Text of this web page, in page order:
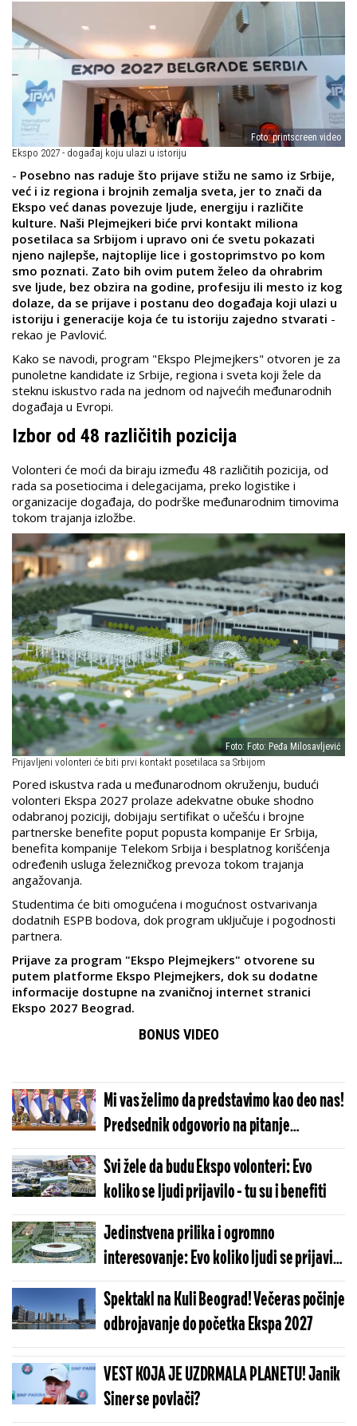
Foto: printscreen video
Ekspo 2027 - događaj koju ulazi u istoriju
- Posebno nas raduje što prijave stižu ne samo iz Srbije,
već i iz regiona i brojnih zemalja sveta, jer to znači da
Ekspo već danas povezuje ljude, energiju i različite
kulture. Naši Plejmejkeri biće prvi kontakt miliona
posetilaca sa Srbijom i upravo oni će svetu pokazati
njeno najlepše, najtoplije lice i gostoprimstvo po kom
smo poznati. Zato bih ovim putem želeo da ohrabrim
sve ljude, bez obzira na godine, profesiju ili mesto iz kog
dolaze, da se prijave i postanu deo događaja koji ulazi u
istoriju i generacije koja će tu istoriju zajedno stvarati -
rekao je Pavlović.
Kako se navodi, program "Ekspo Plejmejkers" otvoren je za
punoletne kandidate iz Srbije, regiona i sveta koji žele da
steknu iskustvo rada na jednom od najvećih međunarodnih
događaja u Evropi.
Izbor od 48 različitih pozicija
Volonteri će moći da biraju između 48 različitih pozicija, od
rada sa posetiocima i delegacijama, preko logistike i
organizacije događaja, do podrške međunarodnim timovima
tokom trajanja izložbe.
Foto: Foto: Peđa Milosavljević
Prijavljeni volonteri će biti prvi kontakt posetilaca sa Srbijom
Pored iskustva rada u međunarodnom okruženju, budući
volonteri Ekspa 2027 prolaze adekvatne obuke shodno
odabranoj poziciji, dobijaju sertifikat o učešću i brojne
partnerske benefite poput popusta kompanije Er Srbija,
benefita kompanije Telekom Srbija i besplatnog korišćenja
određenih usluga železničkog prevoza tokom trajanja
angažovanja.
Studentima će biti omogućena i mogućnost ostvarivanja
dodatnih ESPB bodova, dok program uključuje i pogodnosti
partnera.
Prijave za program "Ekspo Plejmejkers" otvorene su
putem platforme Ekspo Plejmejkers, dok su dodatne
informacije dostupne na zvaničnoj internet stranici
Ekspo 2027 Beograd.
BONUS VIDEO
Mi vas želimo da predstavimo kao deo nas!
Predsednik odgovorio na pitanje
studentkinje u vezi sa volontiranjem na
Ekspu (FOTO)
Svi žele da budu Ekspo volonteri: Evo
koliko se ljudi prijavilo - tu su i benefiti
Jedinstvena prilika i ogromno
interesovanje: Evo koliko ljudi se prijavilo
za volontiranje na Ekspu prvog dana
Spektakl na Kuli Beograd! Večeras počinje
odbrojavanje do početka Ekspa 2027
VEST KOJA JE UZDRMALA PLANETU! Janik
Siner se povlači?